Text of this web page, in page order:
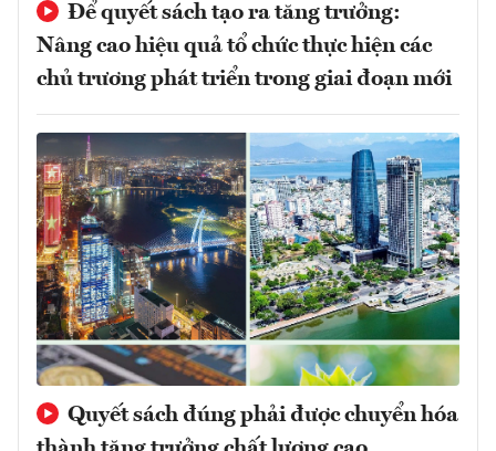
Để quyết sách tạo ra tăng trưởng:
Nâng cao hiệu quả tổ chức thực hiện các
chủ trương phát triển trong giai đoạn mới
Quyết sách đúng phải được chuyển hóa